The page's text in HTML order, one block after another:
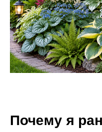
Почему я